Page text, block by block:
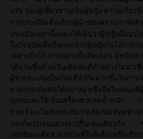
43% ของผู้เชี่ยวชาญเป็นผู้หญิง ความเกี่ยว
การประเมินเพื่อเลือกผู้นำของฉลามการ์ดตั
ประเมินเหล่านี้แสดงให้เห็นว่าผู้หญิงมีแนวโ
ในปัจจุบันเมื่อยืนแยกจากผู้หญิงในโอกาส
เฉพาะบิงโก หากอย่างอื่นล้มเหลว ผู้หญิงจะ
ได้นานขึ้นด้วยเงินเดิมพันที่ต่ำอย่างไม่น่าเชื่
ผู้ชายจะเล่นเป็นกลุ่มที่จำกัดมากขึ้นในการ
สามารถเดิมพันได้อย่างน่าเชื่อถือในขณะที่
ปล่อยและใช้เป็นเครื่องช่วยลดน้ำหนัก
ก
รวดเร็วจะไม่รับประกันว่าผลิตภัณฑ์สุดท้าย
แข่งก็ควรเล่นอย่างราบรื่นเช่นเดียวกัน
แข่งขันจะคิดหาผลรวมที่ใกล้เคียงหรือเทียบ